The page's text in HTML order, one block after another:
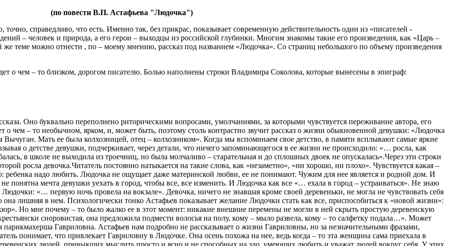
(по повести В.П. Астафьева "Людочка")
справедливо, что есть. Именно так, без прикрас, показывает современную действительность один из «писателей -
– человек и природа, а его герои – выходцы из российской глубинки. Многим знакомы такие его произведения, как «Царь –
теме можно отнести , по – моему мнению, рассказ под названием «Людочка». Со страниц небольшого по объему произведения
о чем – то близком, дорогом писателю. Болью наполнены строки Владимира Соколова, которые вынесены в эпиграф:
Оно буквально переполнено риторическими вопросами, умолчаниями, за которыми чувствуется переживание автора, его
о чем – то необычном, ярком, и, может быть, поэтому столь контрастно звучит рассказ о жизни обыкновенной девушки: «Людочка
Мать ее была колхозницей, отец – колхозником». Когда мы вспоминаем свое детство, в памяти всплывают самые яркие
о детстве девушки, подчеркивает, через детали, что ничего запоминающегося в ее жизни не происходило: «… росла, как
в школе не выходила из троечниц, но была молчаливо – старательная и до сплошных двоек не опускалась».Через эти строки
росла девочка.Читатель постоянно натыкается на такие слова, как «незаметно», «ни хорошо, ни плохо». Чувствуется какая –
ребенка надо любить. Людочка не ощущает даже материнской любви, ее не понимают. Чужим для нее является и родной дом. И
понятна мечта девушки уехать в город, чтобы все, все изменить. И Людочка как все «… ехала в город – устраиваться». Не знаю
«… первую ночь провела на вокзале». Девочка, ничего не знавшая кроме своей деревеньки, не могла не чувствовать себя
она лишняя в нем. Психологически тонко Астафьев показывает желание Людочки стать как все, приспособиться к «новой жизни»:
Но мне почему – то было жалко ее в этот момент: никакие внешние перемены не могли в ней скрыть простую деревенскую
сноровистая, она предложила подмести волосья на полу, кому – мыло развела, кому – то салфетку подала…». Может
Гавриловна. Астафьев нам подробно не рассказывает о жизни Гавриловны, но за незначительными фразами,
понимает, что привлекает Гавриловну в Людочке. Она осень похожа на нее, ведь когда – то эта женщина сама приехала в
людей, привыкших мыслить просто и ясно и не способных на зло, умеющих любить и уважат людей вокруг себя. У этих